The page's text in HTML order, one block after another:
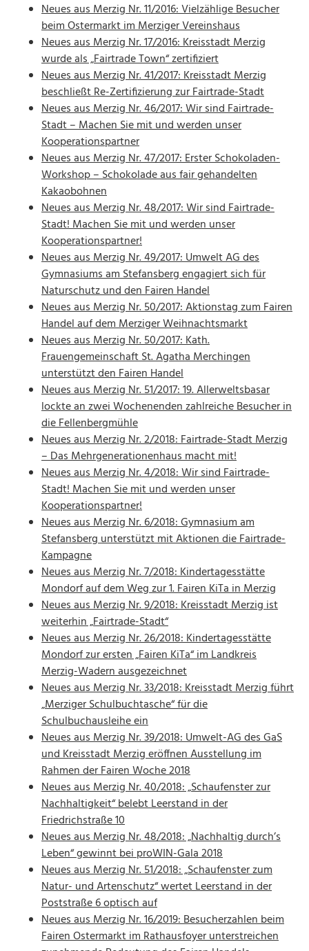
Neues aus Merzig Nr. 11/2016: Vielzählige Besucher
beim Ostermarkt im Merziger Vereinshaus
Neues aus Merzig Nr. 17/2016: Kreisstadt Merzig
wurde als „Fairtrade Town“ zertifiziert
Neues aus Merzig Nr. 41/2017: Kreisstadt Merzig
beschließt Re-Zertifizierung zur Fairtrade-Stadt
Neues aus Merzig Nr. 46/2017: Wir sind Fairtrade-
Stadt – Machen Sie mit und werden unser
Kooperationspartner
Neues aus Merzig Nr. 47/2017: Erster Schokoladen-
Workshop – Schokolade aus fair gehandelten
Kakaobohnen
Neues aus Merzig Nr. 48/2017: Wir sind Fairtrade-
Stadt! Machen Sie mit und werden unser
Kooperationspartner!
Neues aus Merzig Nr. 49/2017: Umwelt AG des
Gymnasiums am Stefansberg engagiert sich für
Naturschutz und den Fairen Handel
Neues aus Merzig Nr. 50/2017: Aktionstag zum Fairen
Handel auf dem Merziger Weihnachtsmarkt
Neues aus Merzig Nr. 50/2017: Kath.
Frauengemeinschaft St. Agatha Merchingen
unterstützt den Fairen Handel
Neues aus Merzig Nr. 51/2017: 19. Allerweltsbasar
lockte an zwei Wochenenden zahlreiche Besucher in
die Fellenbergmühle
Neues aus Merzig Nr. 2/2018: Fairtrade-Stadt Merzig
– Das Mehrgenerationenhaus macht mit!
Neues aus Merzig Nr. 4/2018: Wir sind Fairtrade-
Stadt! Machen Sie mit und werden unser
Kooperationspartner!
Neues aus Merzig Nr. 6/2018: Gymnasium am
Stefansberg unterstützt mit Aktionen die Fairtrade-
Kampagne
Neues aus Merzig Nr. 7/2018: Kindertagesstätte
Mondorf auf dem Weg zur 1. Fairen KiTa in Merzig
Neues aus Merzig Nr. 9/2018: Kreisstadt Merzig ist
weiterhin „Fairtrade-Stadt“
Neues aus Merzig Nr. 26/2018: Kindertagesstätte
Mondorf zur ersten „Fairen KiTa“ im Landkreis
Merzig-Wadern ausgezeichnet
Neues aus Merzig Nr. 33/2018: Kreisstadt Merzig führt
„Merziger Schulbuchtasche“ für die
Schulbuchausleihe ein
Neues aus Merzig Nr. 39/2018: Umwelt-AG des GaS
und Kreisstadt Merzig eröffnen Ausstellung im
Rahmen der Fairen Woche 2018
Neues aus Merzig Nr. 40/2018: „Schaufenster zur
Nachhaltigkeit“ belebt Leerstand in der
Friedrichstraße 10
Neues aus Merzig Nr. 48/2018: „Nachhaltig durch’s
Leben“ gewinnt bei proWIN-Gala 2018
Neues aus Merzig Nr. 51/2018: „Schaufenster zum
Natur- und Artenschutz“ wertet Leerstand in der
Poststraße 6 optisch auf
Neues aus Merzig Nr. 16/2019: Besucherzahlen beim
Fairen Ostermarkt im Rathausfoyer unterstreichen